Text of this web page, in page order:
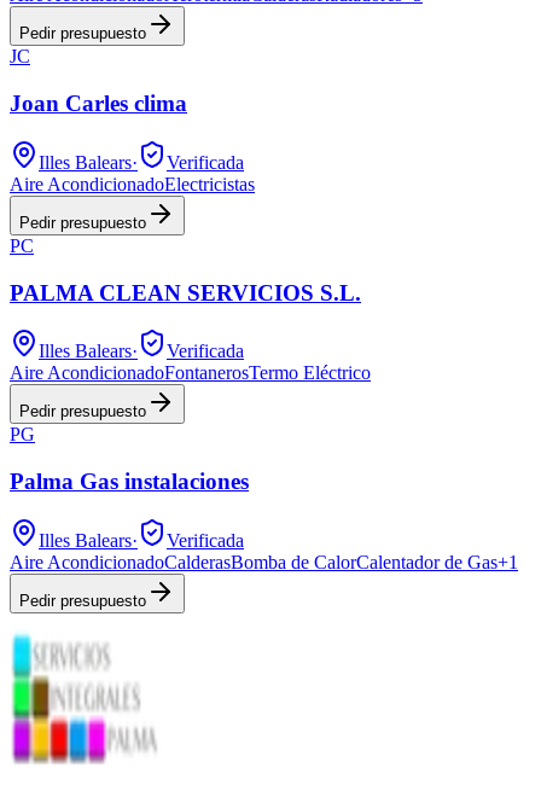
Pedir presupuesto
JC
Joan Carles clima
Illes Balears·
Verificada
Aire AcondicionadoElectricistas
Pedir presupuesto
PC
PALMA CLEAN SERVICIOS S.L.
Illes Balears·
Verificada
Aire AcondicionadoFontanerosTermo Eléctrico
Pedir presupuesto
PG
Palma Gas instalaciones
Illes Balears·
Verificada
Aire AcondicionadoCalderasBomba de CalorCalentador de Gas+1
Pedir presupuesto